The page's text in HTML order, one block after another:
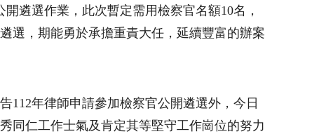
遴選作業，此次暫定需用檢察官名額10名，
選，期能勇於承擔重責大任，延續豐富的辦案
112年律師申請參加檢察官公開遴選外，今日
同仁工作士氣及肯定其等堅守工作崗位的努力